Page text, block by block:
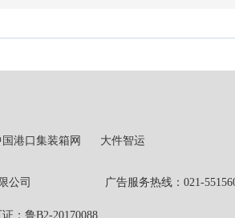
国港口集装箱网
大件智运
有限公司 广告服务热线：021-
：鲁B2-20170088